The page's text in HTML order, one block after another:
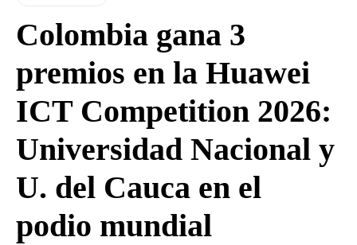
Colombia gana 3
premios en la Huawei
ICT Competition 2026:
Universidad Nacional y
U. del Cauca en el
podio mundial